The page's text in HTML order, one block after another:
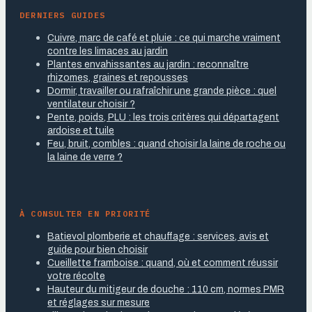
DERNIERS GUIDES
Cuivre, marc de café et pluie : ce qui marche vraiment
contre les limaces au jardin
Plantes envahissantes au jardin : reconnaître
rhizomes, graines et repousses
Dormir, travailler ou rafraîchir une grande pièce : quel
ventilateur choisir ?
Pente, poids, PLU : les trois critères qui départagent
ardoise et tuile
Feu, bruit, combles : quand choisir la laine de roche ou
la laine de verre ?
À CONSULTER EN PRIORITÉ
Batievol plomberie et chauffage : services, avis et
guide pour bien choisir
Cueillette framboise : quand, où et comment réussir
votre récolte
Hauteur du mitigeur de douche : 110 cm, normes PMR
et réglages sur mesure